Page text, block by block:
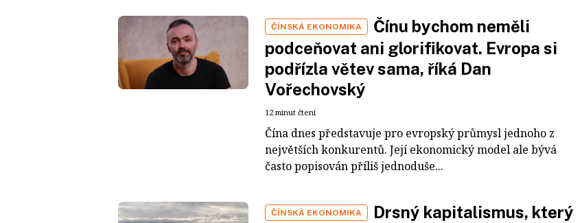
ČÍNSKÁ EKONOMIKA
Čínu bychom neměli
podceňovat ani glorifikovat. Evropa si
podřízla větev sama, říká Dan
Vořechovský
12 minut čtení
Čína dnes představuje pro evropský průmysl jednoho z
největších konkurentů. Její ekonomický model ale bývá
často popisován příliš jednoduše...
ČÍNSKÁ EKONOMIKA
Drsný kapitalismus, který